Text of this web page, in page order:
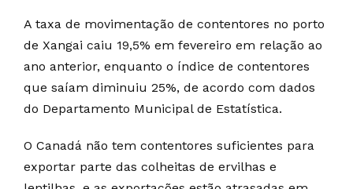
A taxa de movimentação de contentores no porto
de Xangai caiu 19,5% em fevereiro em relação ao
ano anterior, enquanto o índice de contentores
que saíam diminuiu 25%, de acordo com dados
do Departamento Municipal de Estatística.
O Canadá não tem contentores suficientes para
exportar parte das colheitas de ervilhas e